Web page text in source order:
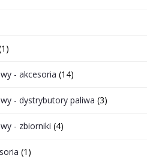
- akcesoria (14)
- dystrybutory paliwa (3)
- zbiorniki (4)
(1)